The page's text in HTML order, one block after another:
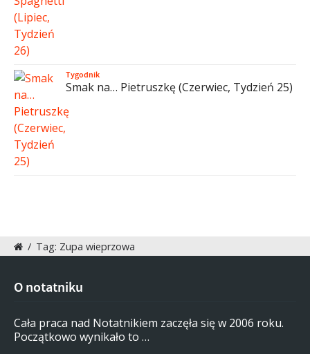
Tygodnik
Smak na… Pietruszkę (Czerwiec, Tydzień 25)
/ Tag: Zupa wieprzowa
O notatniku
Cała praca nad Notatnikiem zaczęła się w 2006 roku.
Początkowo wynikało to …